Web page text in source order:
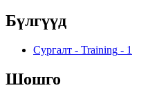
Бүлгүүд
Сургалт - Training - 1
Шошго